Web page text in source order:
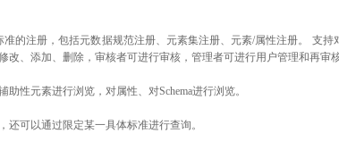
的注册，包括元数据规范注册、元素集注册、元素/属性注册。 支
、添加、删除，审核者可进行审核，管理者可进行用户管理和再审核
性元素进行浏览，对属性、对Schema进行浏览。
可以通过限定某一具体标准进行查询。